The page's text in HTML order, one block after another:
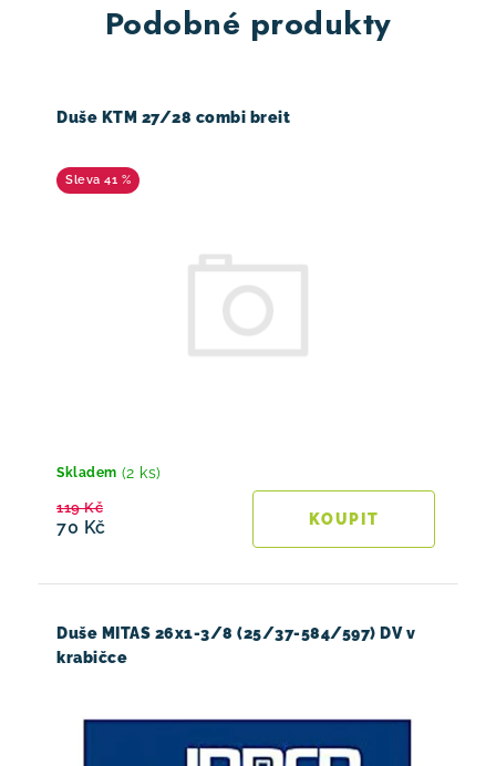
Podobné produkty
Duše KTM 27/28 combi breit
41 %
Skladem (2 ks)
70 Kč
119 Kč
Duše MITAS 26x1-3/8 (25/37-584/597) DV v
krabičce